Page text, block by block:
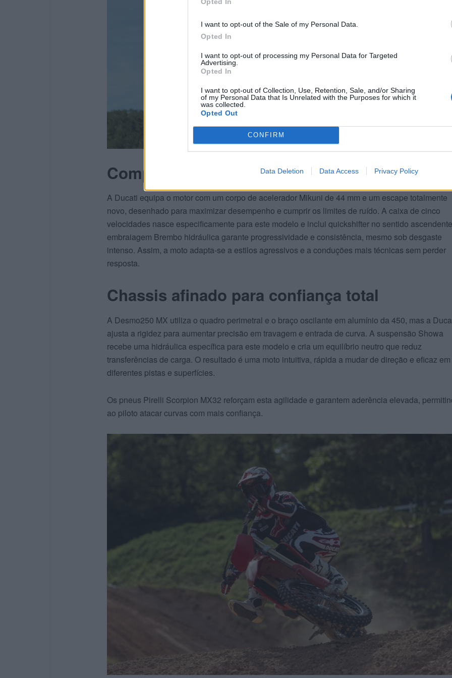
I want to opt-out of the Sale of my Personal Data.
Opted In
I want to opt-out of processing my Personal Data for Targeted
Advertising.
Opted In
I want to opt-out of Collection, Use, Retention, Sale, and/or Sharing
of my Personal Data that Is Unrelated with the Purposes for which it
was collected.
Opted Out
CONFIRM
Data Deletion Data Access Privacy Policy
Componentes criados para rendimento máximo
A Ducati equipa o motor com um corpo de acelerador Mikuni de 44 mm e um escape totalmente
novo, desenhado para maximizar desempenho e cumprir os limites de ruído. A caixa de cinco
velocidades nasce especificamente para este modelo e inclui quickshifter no sentido
embraiagem Brembo hidráulica garante progressividade e consistência, mesmo sob desgaste
intenso. Assim, a moto adapta‑se a estilos agressivos e a conduções mais técnicas sem perder
resposta.
Chassis afinado para confiança total
A Desmo250 MX utiliza o quadro perimetral e o braço oscilante em alumínio da 450, mas a
ajusta a rigidez para aumentar precisão em travagem e entrada de curva. A suspensão Showa
recebe uma hidráulica específica para este modelo e cria um equilíbrio neutro que reduz
transferências de carga. O resultado é uma moto intuitiva, rápida a mudar de direção e eficaz em
diferentes pistas e superfícies.
Os pneus Pirelli Scorpion MX32 reforçam esta agilidade e garantem aderência elevada,
ao piloto atacar curvas com mais confiança.